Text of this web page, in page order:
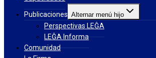
Publicaciones Alternar menú hijo
Perspectivas LEĜA
LEĜA Informa
Comunidad